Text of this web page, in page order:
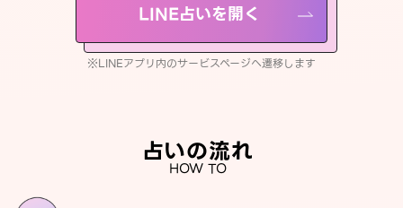
LINE占いを開く
※LINEアプリ内のサービスページへ遷移します
占いの流れ
HOW TO